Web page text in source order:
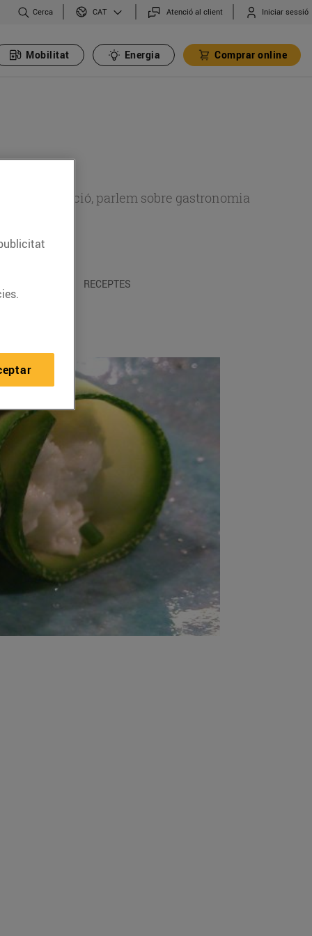
Cerca CAT Atenció al client Iniciar sessió
Mobilitat Energia Comprar online
alimentació, parlem sobre gastronomia
RECEPTES